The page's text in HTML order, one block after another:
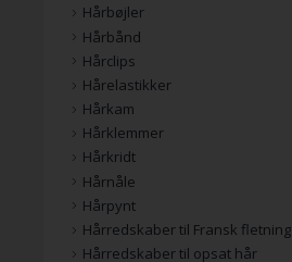
Hårbøjler
Hårbånd
Hårclips
Hårelastikker
Hårkam
Hårklemmer
Hårkridt
Hårnåle
Hårpynt
Hårredskaber til Fransk fletning
Hårredskaber til opsat hår